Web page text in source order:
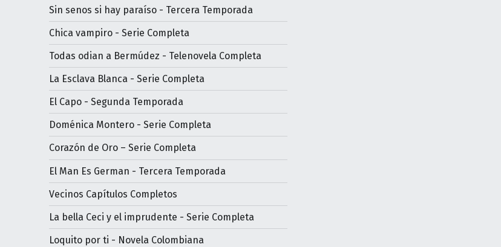
Sin senos si hay paraíso - Tercera Temporada
Chica vampiro - Serie Completa
Todas odian a Bermúdez - Telenovela Completa
La Esclava Blanca - Serie Completa
El Capo - Segunda Temporada
Doménica Montero - Serie Completa
Corazón de Oro – Serie Completa
El Man Es German - Tercera Temporada
Vecinos Capítulos Completos
La bella Ceci y el imprudente - Serie Completa
Loquito por ti - Novela Colombiana